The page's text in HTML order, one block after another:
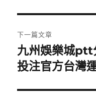
覽
文
章:
下一篇文章
下
一
文
九州娛樂城ptt
投注官方台灣